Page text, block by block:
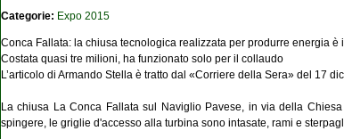
Categorie: Expo 2015
Conca Fallata: la chiusa tecnologica realizzata per produrre energia è
Costata quasi tre milioni, ha funzionato solo per il collaudo
L’articolo di Armando Stella è tratto dal «Corriere della Sera» del 17
La chiusa La Conca Fallata sul Naviglio Pavese, in via della
spingere, le griglie d'accesso alla turbina sono intasate, rami e